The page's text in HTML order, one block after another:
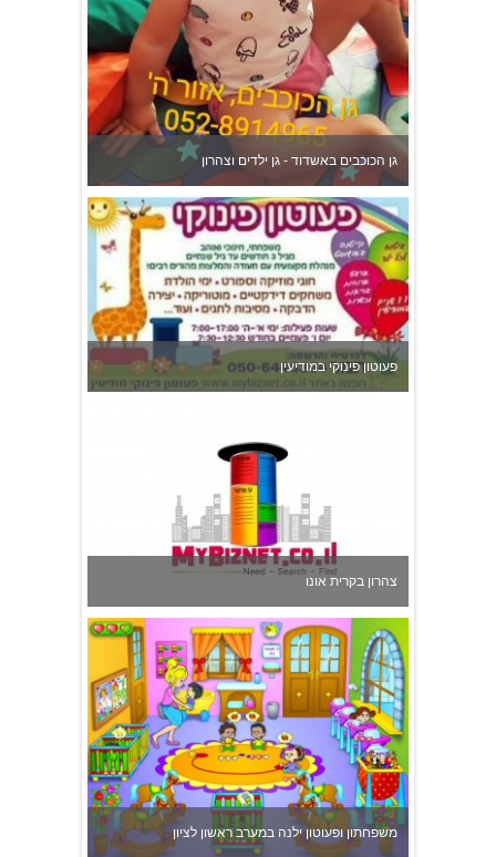
גן הכוכבים באשדוד - גן ילדים וצהרון
פעוטון פינוקי במודיעין
צהרון בקרית אונו
משפחתון ופעוטון ילנה במערב ראשון לציון